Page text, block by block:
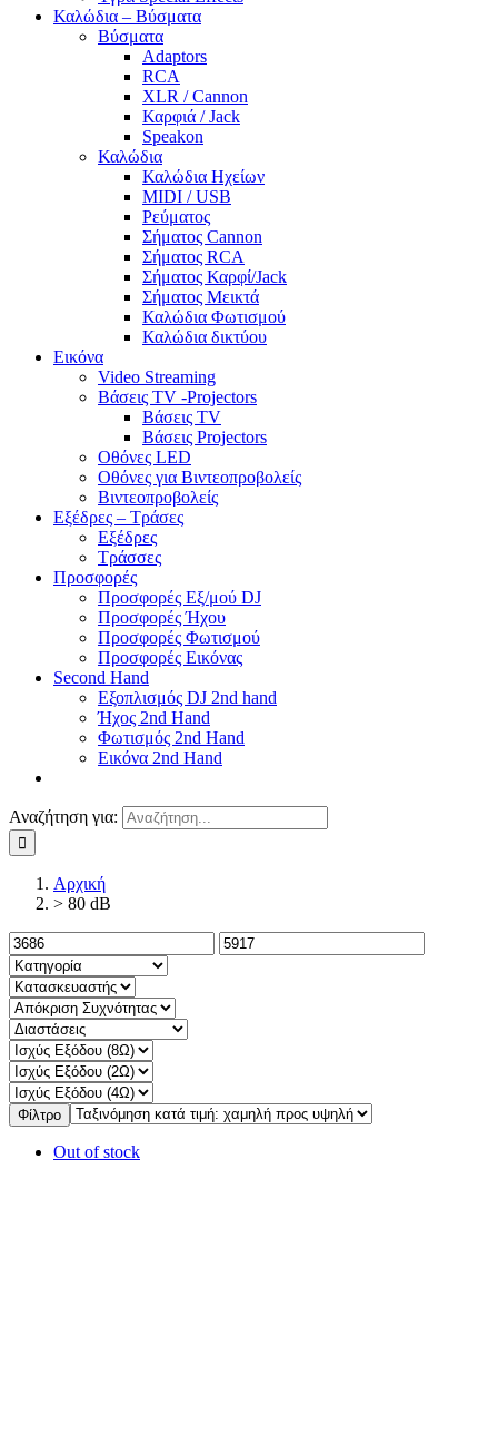
Καλώδια – Βύσματα
Βύσματα
Adaptors
RCA
XLR / Cannon
Καρφιά / Jack
Speakon
Καλώδια
Καλώδια Ηχείων
MIDI / USB
Ρεύματος
Σήματος Cannon
Σήματος RCA
Σήματος Καρφί/Jack
Σήματος Μεικτά
Καλώδια Φωτισμού
Καλώδια δικτύου
Εικόνα
Video Streaming
Βάσεις TV -Projectors
Βάσεις TV
Βάσεις Projectors
Οθόνες LED
Οθόνες για Βιντεοπροβολείς
Βιντεοπροβολείς
Εξέδρες – Τράσες
Εξέδρες
Τράσσες
Προσφορές
Προσφορές Εξ/μού DJ
Προσφορές Ήχου
Προσφορές Φωτισμού
Προσφορές Εικόνας
Second Hand
Εξοπλισμός DJ 2nd hand
Ήχος 2nd Hand
Φωτισμός 2nd Hand
Εικόνα 2nd Hand
Αναζήτηση για:
Αρχική
> 80 dB
Φίλτρο
Out of stock